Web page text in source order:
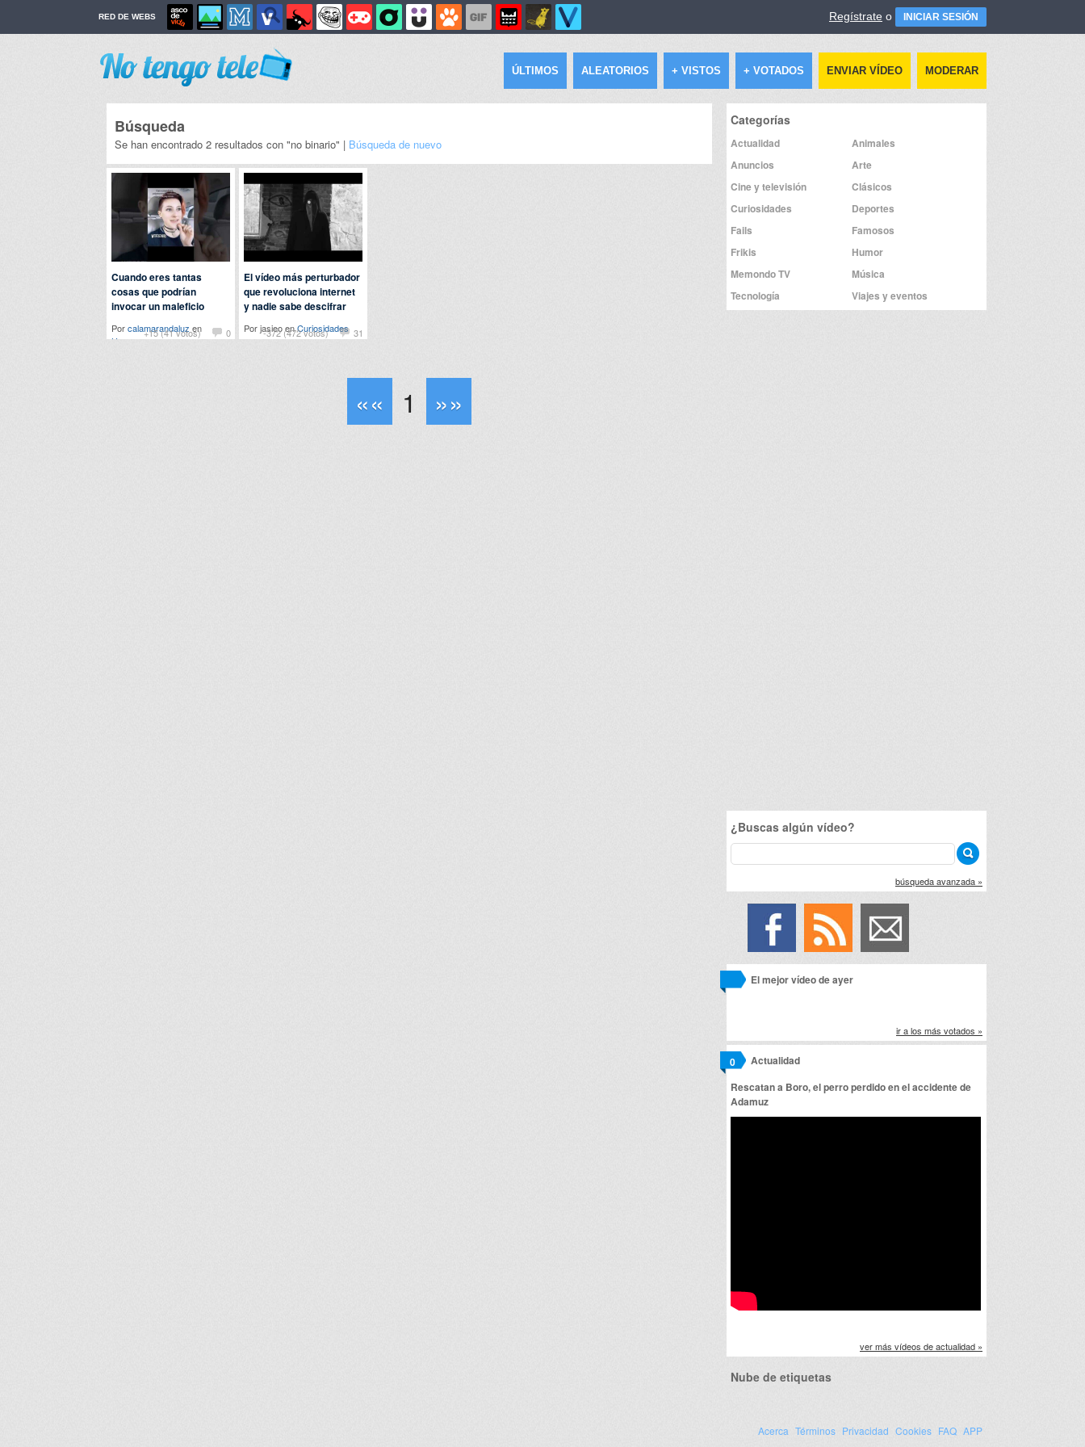
RED DE WEBS Regístrate o INICIAR SESIÓN
ÚLTIMOS ALEATORIOS + VISTOS + VOTADOS ENVIAR VÍDEO MODERAR
Búsqueda
Se han encontrado 2 resultados con "no binario" | Búsqueda de nuevo
+15 (41 votos) 0
Cuando eres tantas
cosas que podrían
invocar un maleficio
Porcalamarandaluz en
Humor
-372 (472 votos) 31
El vídeo más perturbador
que revoluciona internet
y nadie sabe descifrar
Por jasieo enCuriosidades
«« 1 »»
Categorías
Actualidad
Animales
Anuncios
Arte
Cine y televisión
Clásicos
Curiosidades
Deportes
Fails
Famosos
Frikis
Humor
Memondo TV
Música
Tecnología
Viajes y eventos
¿Buscas algún vídeo?
búsqueda avanzada »
El mejor vídeo de ayer
ir a los más votados »
Actualidad
0
Rescatan a Boro, el perro perdido en el accidente de
Adamuz
ver más vídeos de actualidad »
Nube de etiquetas
Acerca Términos Privacidad Cookies FAQ APP